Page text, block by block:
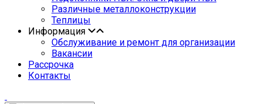
Различные металлоконструкции
Теплицы
Информация
Обслуживание и ремонт для организации
Вакансии
Рассрочка
Контакты